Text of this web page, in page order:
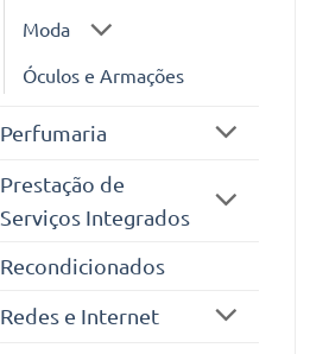
Moda
Óculos e Armações
Perfumaria
Prestação de
Serviços Integrados
Recondicionados
Redes e Internet